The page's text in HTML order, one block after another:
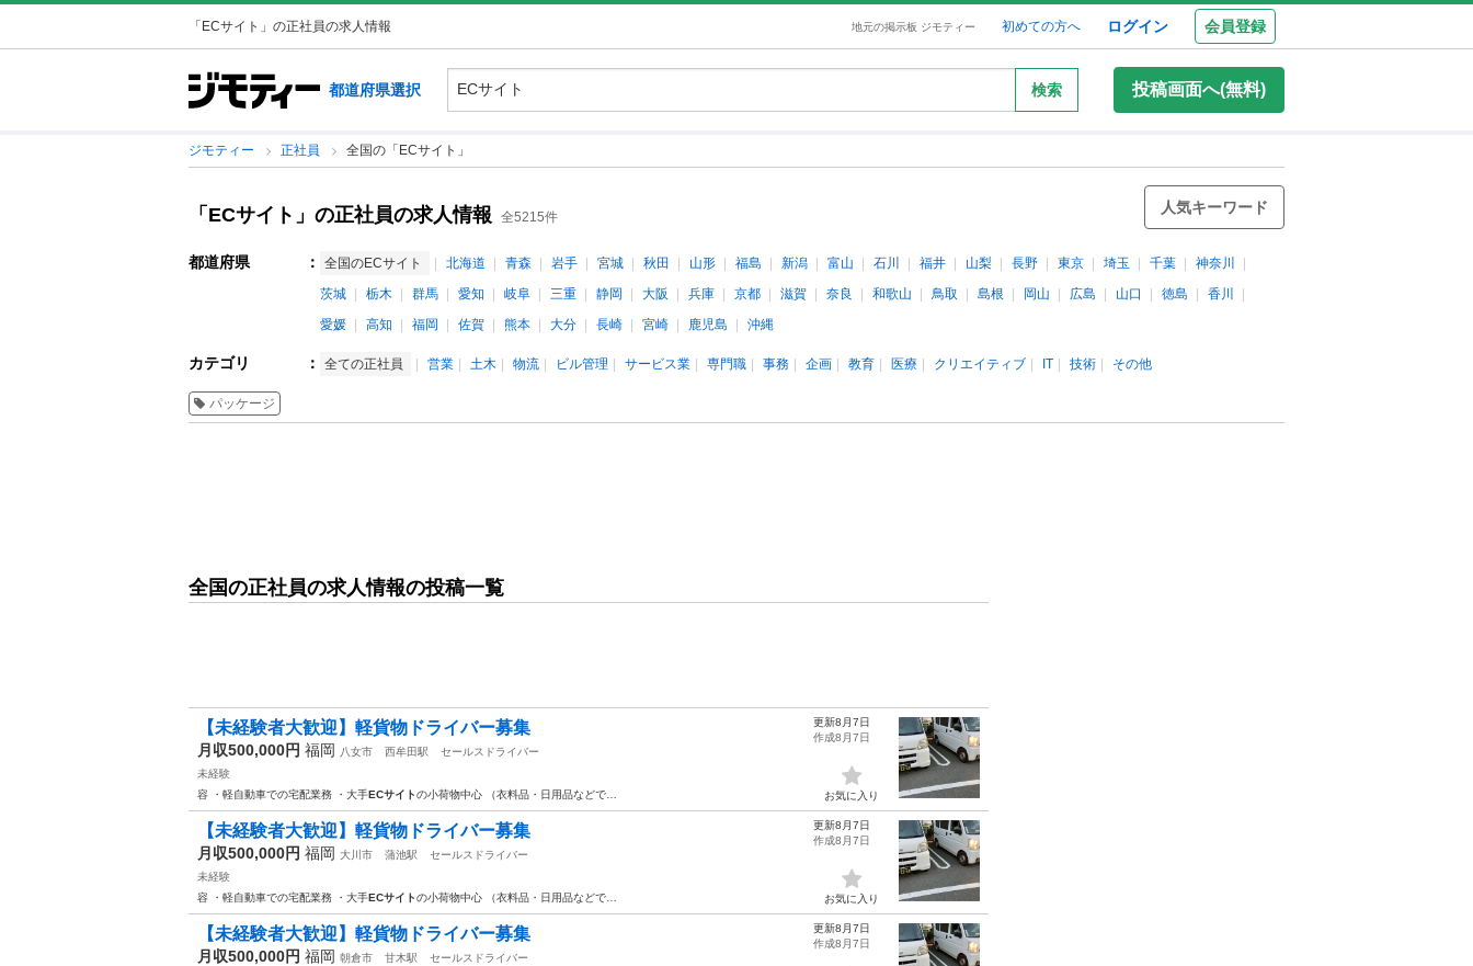
「ECサイト」の正社員の求人情報 地元の掲示板 ジモティー 初めての方へ ログイン 会員登録
都道府県選択 検索 投稿画面へ(無料)
ジモティー 正社員 全国の「ECサイト」
「ECサイト」の正社員の求人情報 全5215件
人気キーワード
都道府県 ： 全国のECサイト 北海道 青森 岩手 宮城 秋田 山形 福島 新潟 富山 石川 福井 山梨 長野 東京 埼玉 千葉
神奈川
茨城
栃木 群馬 愛知 岐阜 三重 静岡 大阪 兵庫 京都 滋賀 奈良 和歌山 鳥取 島根 岡山 広島 山口 徳島
香川
愛媛
高知 福岡 佐賀 熊本 大分 長崎 宮崎 鹿児島 沖縄
カテゴリ ： 全ての正社員 営業 土木 物流 ビル管理 サービス業 専門職 事務 企画 教育 医療 クリエイティブ IT 技術 その他
パッケージ
全国の正社員の求人情報の投稿一覧
【未経験者大歓迎】軽貨物ドライバー募集
月収500,000円 福岡 八女市 西牟田駅
セールスドライバー
未経験
容 ・軽自動車での宅配業務 ・大手ECサイトの小荷物中心 （衣料品・日用品などで…
更新8月7日
作成8月7日
お気に入り
【未経験者大歓迎】軽貨物ドライバー募集
月収500,000円 福岡 大川市 蒲池駅
セールスドライバー
未経験
容 ・軽自動車での宅配業務 ・大手ECサイトの小荷物中心 （衣料品・日用品などで…
更新8月7日
作成8月7日
お気に入り
【未経験者大歓迎】軽貨物ドライバー募集
月収500,000円 福岡 朝倉市 甘木駅
セールスドライバー
更新8月7日
作成8月7日